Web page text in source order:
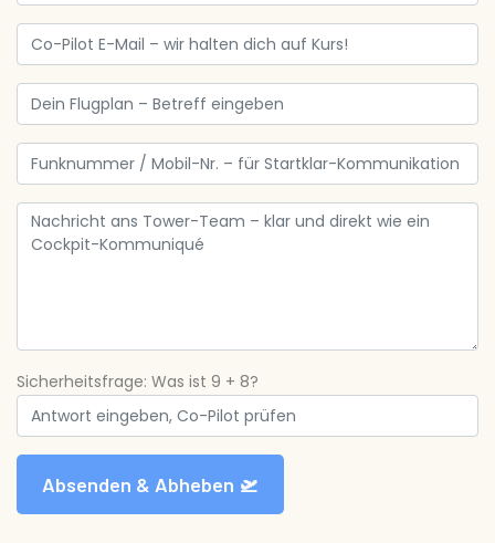
Sicherheitsfrage: Was ist 9 + 8?
Absenden & Abheben 🛫